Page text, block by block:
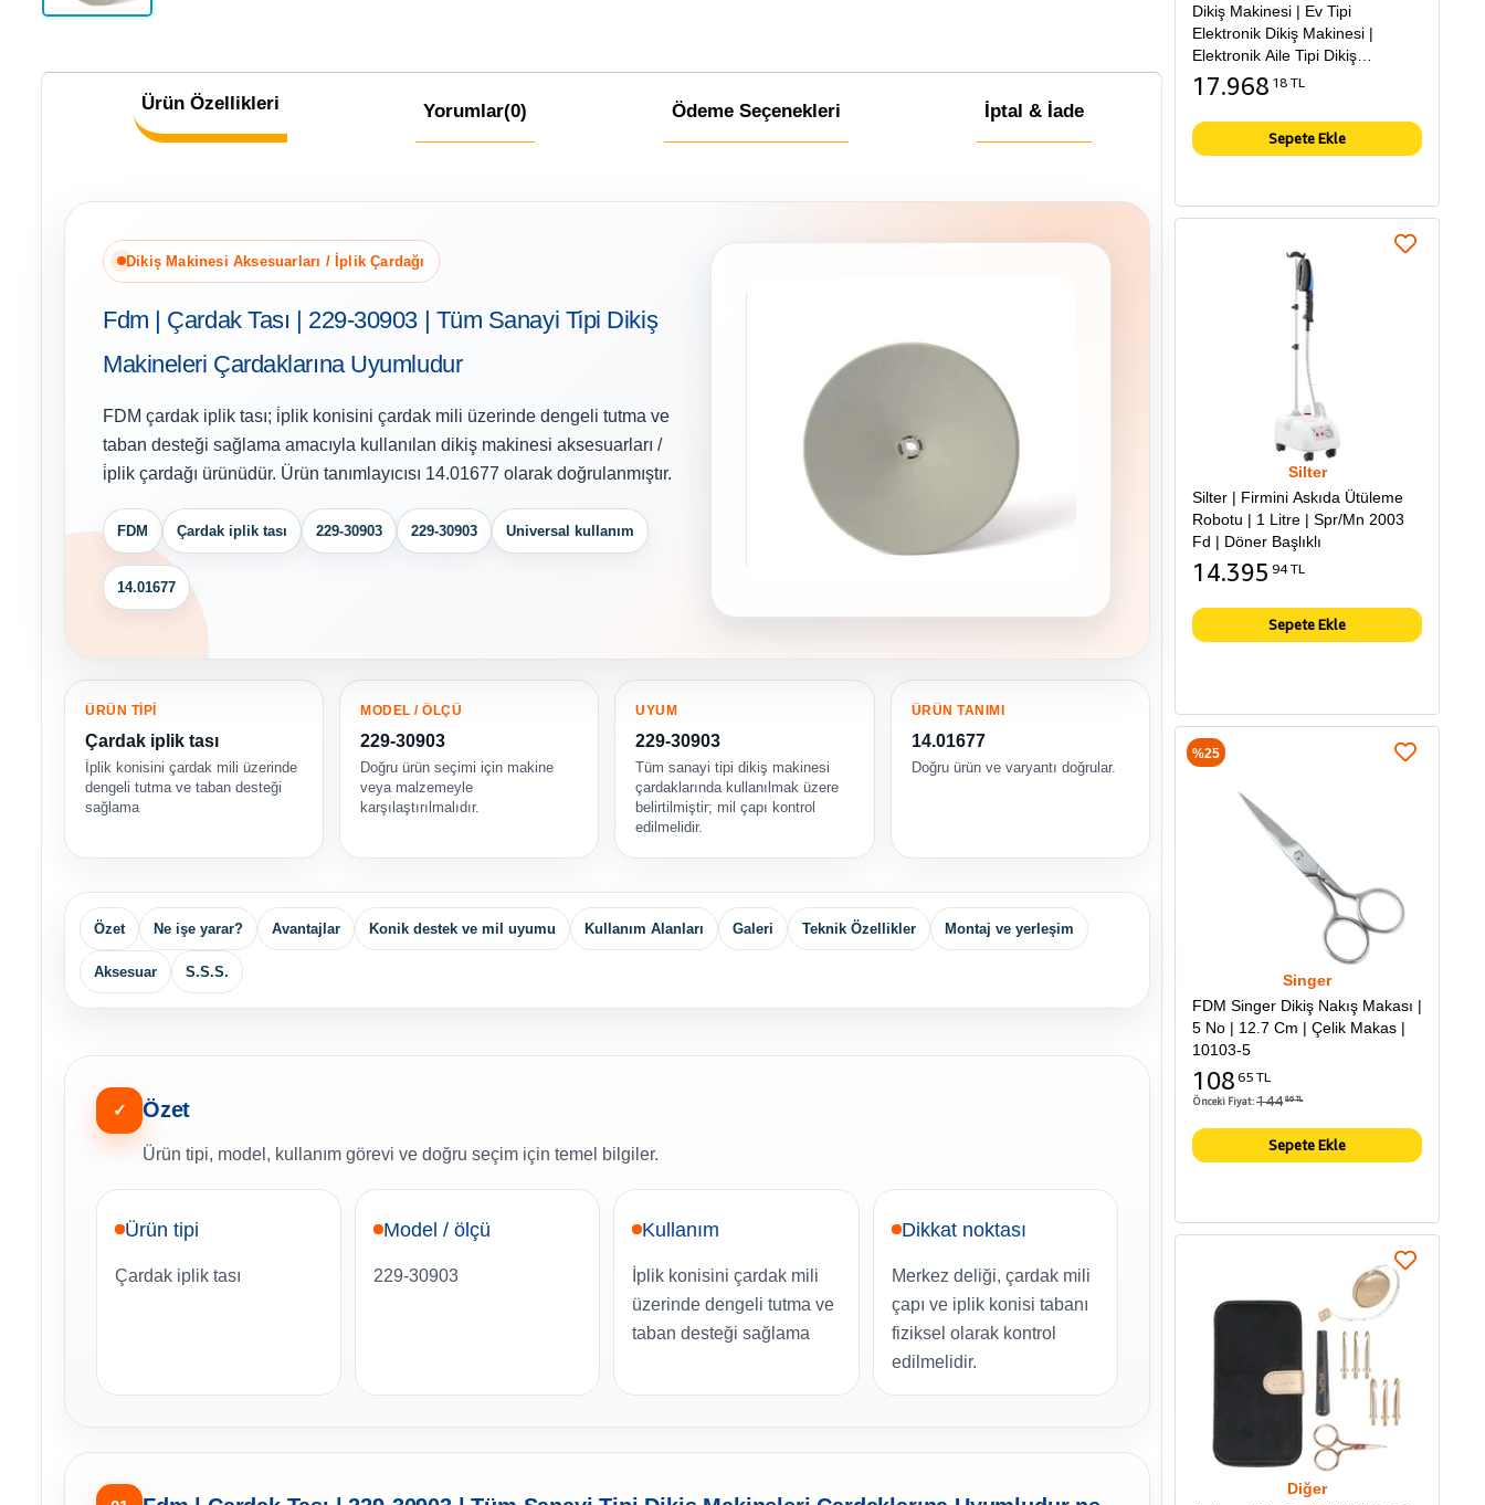
Ürün Özellikleri Yorumlar(0) Ödeme Seçenekleri İptal & İade
Dikiş Makinesi Aksesuarları / İplik Çardağı
Fdm | Çardak Tası | 229-30903 | Tüm Sanayi Tipi Dikiş
Makineleri Çardaklarına Uyumludur
FDM çardak iplik tası; i̇plik konisini çardak mili üzerinde dengeli tutma ve
taban desteği sağlama amacıyla kullanılan dikiş makinesi aksesuarları /
i̇plik çardağı ürünüdür. Ürün tanımlayıcısı 14.01677 olarak doğrulanmıştır.
FDM Çardak iplik tası 229-30903 229-30903 Universal kullanım
14.01677
ÜRÜN TİPİ
Çardak iplik tası
İplik konisini çardak mili üzerinde
dengeli tutma ve taban desteği
sağlama
MODEL / ÖLÇÜ
229-30903
Doğru ürün seçimi için makine
veya malzemeyle
karşılaştırılmalıdır.
UYUM
229-30903
Tüm sanayi tipi dikiş makinesi
çardaklarında kullanılmak üzere
belirtilmiştir; mil çapı kontrol
edilmelidir.
ÜRÜN TANIMI
14.01677
Doğru ürün ve varyantı doğrular.
Özet Ne işe yarar? Avantajlar Konik destek ve mil uyumu Kullanım Alanları Galeri Teknik Özellikler Montaj ve yerleşim
Aksesuar S.S.S.
✓ Özet
Ürün tipi, model, kullanım görevi ve doğru seçim için temel bilgiler.
Ürün tipi
Çardak iplik tası
Model / ölçü
229-30903
Kullanım
İplik konisini çardak mili
üzerinde dengeli tutma ve
taban desteği sağlama
Dikkat noktası
Merkez deliği, çardak mili
çapı ve iplik konisi tabanı
fiziksel olarak kontrol
edilmelidir.
Dikiş Makinesi | Ev Tipi
Elektronik Dikiş Makinesi |
Elektronik Aile Tipi Dikiş
Makinesi
17.968 18 TL
Sepete Ekle
Silter
Silter | Firmini Askıda Ütüleme
Robotu | 1 Litre | Spr/Mn 2003
Fd | Döner Başlıklı
14.395 94 TL
Sepete Ekle
Singer
FDM Singer Dikiş Nakış Makası |
5 No | 12.7 Cm | Çelik Makas |
10103-5
108 65 TL
Önceki Fiyat:144 86 TL
Sepete Ekle
%25
Diğer